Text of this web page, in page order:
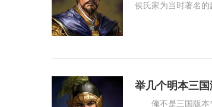
侯氏家为当时著名
夏侯惇为此集
举几个明本三
俺不是三国版